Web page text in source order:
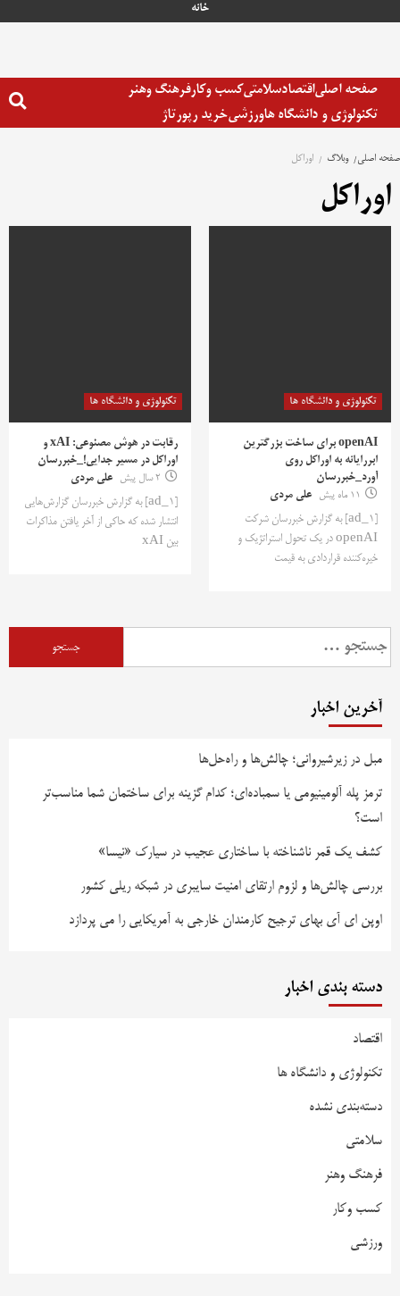
خانه
صفحه اصلیاقتصادسلامتیکسب وکارفرهنگ وهنر
تکنولوژی و دانشگاه هاورزشیخرید رپورتاژ
صفحه اصلی وبلاگ اوراکل
اوراکل
تکنولوژی و دانشگاه ها
openAI برای ساخت بزرگترین
ابررایانه به اوراکل روی
آورد_خبررسان
11 ماه پیش
علی مردی
[ad_1] به گزارش خبررسان شرکت
openAI در یک تحول استراتژیک و
خیره‌کننده قراردادی به قیمت
تکنولوژی و دانشگاه ها
رقابت در هوش مصنوعی: xAI و
اوراکل در مسیر جدایی!_خبررسان
2 سال پیش
علی مردی
[ad_1] به گزارش خبررسان گزارش‌هایی
انتشار شده که حاکی از آخر یافتن مذاکرات
بین xAI
جستجو
برای:
آخرین اخبار
مبل در زیرشیروانی؛ چالش‌ها و راه‌حل‌ها
ترمز پله آلومینیومی یا سمباده‌ای؛ کدام گزینه برای ساختمان شما مناسب‌تر
است؟
کشف یک قمر ناشناخته با ساختاری عجیب در سیارک «نیسا»
بررسی چالش‌ها و لزوم ارتقای امنیت سایبری در شبکه ریلی کشور
اوپن ای آی بهای ترجیح کارمندان خارجی به آمریکایی را می پردازد
دسته بندی اخبار
اقتصاد
تکنولوژی و دانشگاه ها
دسته‌بندی نشده
سلامتی
فرهنگ وهنر
کسب وکار
ورزشی